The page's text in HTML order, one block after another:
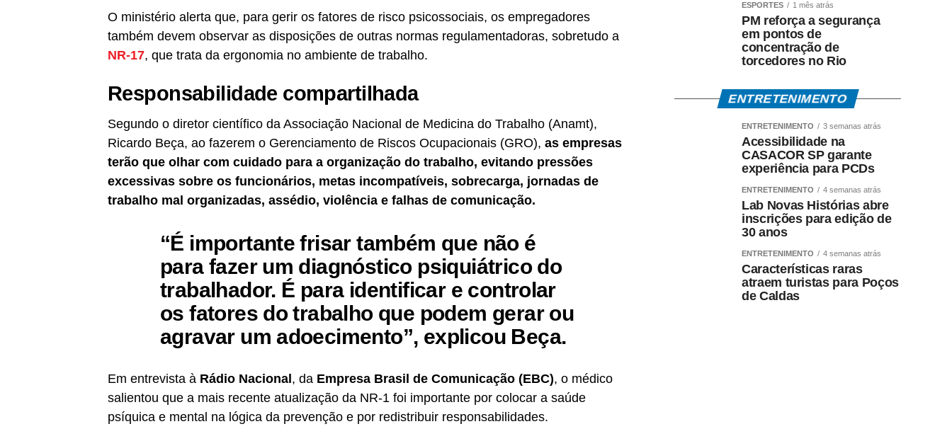
O ministério alerta que, para gerir os fatores de risco psicossociais, os empregadores
também devem observar as disposições de outras normas regulamentadoras, sobretudo a
NR-17, que trata da ergonomia no ambiente de trabalho.
Responsabilidade compartilhada
Segundo o diretor científico da Associação Nacional de Medicina do Trabalho (Anamt),
Ricardo Beça, ao fazerem o Gerenciamento de Riscos Ocupacionais (GRO), as empresas
terão que olhar com cuidado para a organização do trabalho, evitando pressões
excessivas sobre os funcionários, metas incompatíveis, sobrecarga, jornadas de
trabalho mal organizadas, assédio, violência e falhas de comunicação.
“É importante frisar também que não é
para fazer um diagnóstico psiquiátrico do
trabalhador. É para identificar e controlar
os fatores do trabalho que podem gerar ou
agravar um adoecimento”, explicou Beça.
Em entrevista à Rádio Nacional , da Empresa Brasil de Comunicação (EBC), o médico
salientou que a mais recente atualização da NR-1 foi importante por colocar a saúde
psíquica e mental na lógica da prevenção e por redistribuir responsabilidades.
ESPORTES 1 mês atrás
PM reforça a segurança
em pontos de
concentração de
torcedores no Rio
ENTRETENIMENTO
ENTRETENIMENTO 3 semanas atrás
Acessibilidade na
CASACOR SP garante
experiência para PCDs
ENTRETENIMENTO 4 semanas atrás
Lab Novas Histórias abre
inscrições para edição de
30 anos
ENTRETENIMENTO 4 semanas atrás
Características raras
atraem turistas para Poços
de Caldas